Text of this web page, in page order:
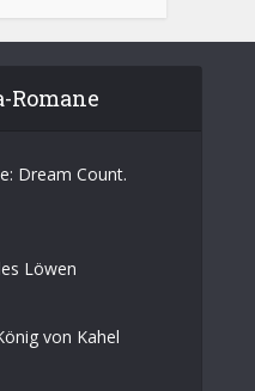
Romane
Dream Count.
Löwen
von Kahel